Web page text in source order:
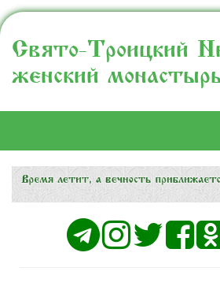
Свято-Троицкий
женский